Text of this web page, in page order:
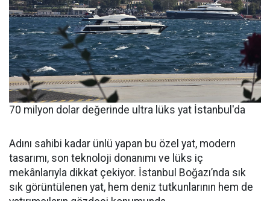
70 milyon dolar değerinde ultra lüks yat İstanbul'da
Adını sahibi kadar ünlü yapan bu özel yat, modern
tasarımı, son teknoloji donanımı ve lüks iç
mekânlarıyla dikkat çekiyor. İstanbul Boğazı’nda sık
sık görüntülenen yat, hem deniz tutkunlarının hem de